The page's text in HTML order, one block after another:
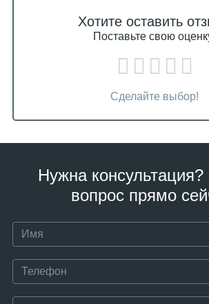
Хотите оставить
Поставьте свою
Сделайте выбор!
Нужна
вопрос прямо